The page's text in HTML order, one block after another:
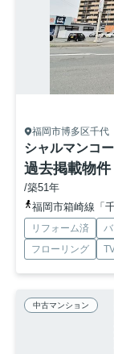
福岡市博多区千代
シャルマンコ
過去掲載物件
/築51年
福岡市箱崎線「
リフォーム済
フローリング
中古マンション